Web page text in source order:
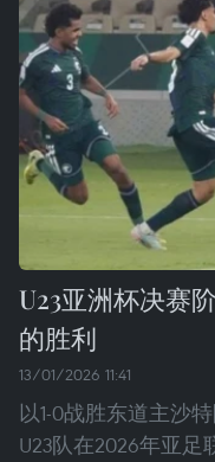
U23亚洲杯决赛
的胜利
13/01/2026 11:41
以1-0战胜东道主沙
U23队在2026年亚足